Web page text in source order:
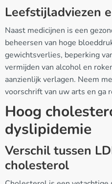
Leefstijladviezen
Naast medicijnen is een
beheersen van hoge
gewichtsverlies, beperking
vermijden van alcohol en
aanzienlijk verlagen. Neem
voorschrift van uw arts en ga
Hoog
dyslipidemie
Verschil tussen
cholesterol